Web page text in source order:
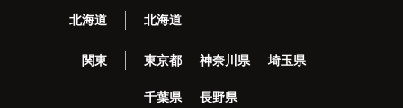
北海道 北海道
関東 東京都 神奈川県 埼玉県
千葉県 長野県